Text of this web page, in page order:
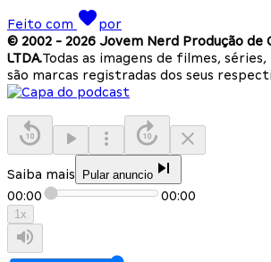
Feito com
por
© 2002 - 2026 Jovem Nerd Produção de
LTDA.Todas as imagens de filmes,
são marcas registradas dos seus
Saiba mais Pular anuncio
00:00 00:00
1x